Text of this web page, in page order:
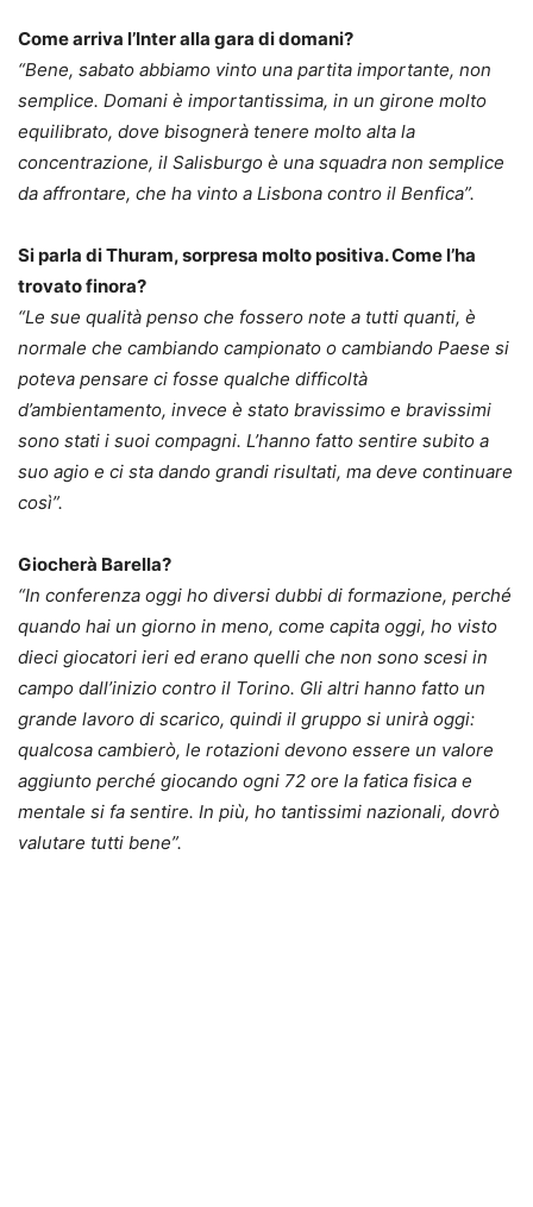
Come arriva l’Inter alla gara di domani?
“Bene, sabato abbiamo vinto una partita importante, non
semplice. Domani è importantissima, in un girone molto
equilibrato, dove bisognerà tenere molto alta la
concentrazione, il Salisburgo è una squadra non semplice
da affrontare, che ha vinto a Lisbona contro il Benfica”.
Si parla di Thuram, sorpresa molto positiva. Come l’ha
trovato finora?
“Le sue qualità penso che fossero note a tutti quanti, è
normale che cambiando campionato o cambiando Paese si
poteva pensare ci fosse qualche difficoltà
d’ambientamento, invece è stato bravissimo e bravissimi
sono stati i suoi compagni. L’hanno fatto sentire subito a
suo agio e ci sta dando grandi risultati, ma deve continuare
così”.
Giocherà Barella?
“In conferenza oggi ho diversi dubbi di formazione, perché
quando hai un giorno in meno, come capita oggi, ho visto
dieci giocatori ieri ed erano quelli che non sono scesi in
campo dall’inizio contro il Torino. Gli altri hanno fatto un
grande lavoro di scarico, quindi il gruppo si unirà oggi:
qualcosa cambierò, le rotazioni devono essere un valore
aggiunto perché giocando ogni 72 ore la fatica fisica e
mentale si fa sentire. In più, ho tantissimi nazionali, dovrò
valutare tutti bene”.